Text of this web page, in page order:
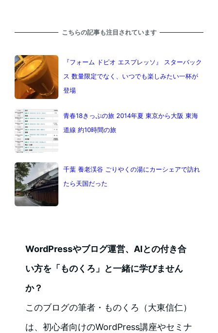
こちらの記事も注目されています
『フォーム ドピオ エスプレッソ』 スターバック
ス 数量限定でなく、いつでも楽しみたい一杯が
登場
青春18きっぷの旅 2014年夏 東京から大阪 東海
道線 約10時間の旅
千葉 養老渓谷 ごりやくの湯にカーシェアで訪れ
たら天国だった
WordPressやブログ運営、AIとの付き合
い方を「ものくろ」と一緒に学びません
か？
このブログの筆者・ものくろ（大東信仁）
は、初心者向けのWordPress講座やセミナ